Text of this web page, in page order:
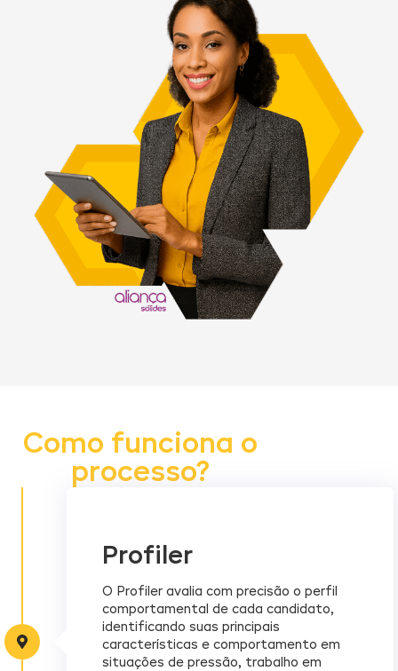
Como funciona o
processo?
Profiler
O Profiler avalia com precisão o perfil
comportamental de cada candidato,
identificando suas principais
características e comportamento em
situações de pressão, trabalho em